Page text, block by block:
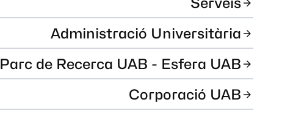
Administració Universitària
Parc de Recerca UAB - Esfera UAB
Corporació UAB